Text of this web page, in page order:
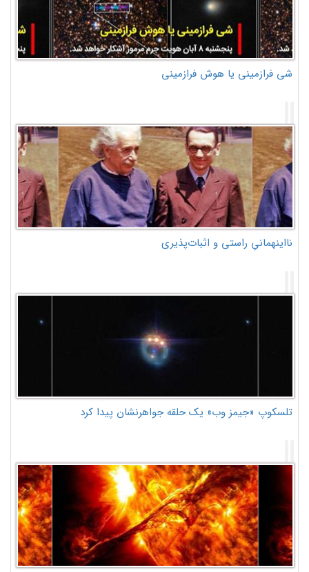
شی فرازمینی یا هوش فرازمینی
نااینهمانیِ راستی و اثبات‌پذیری
تلسکوپ «جیمز وب» یک حلقه جواهرنشان پیدا کرد